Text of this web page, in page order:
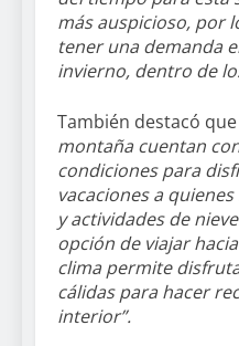
más auspicioso, por
tener una demanda
invierno, dentro de
También destacó que
montaña cuentan
condiciones para
vacaciones a
y actividades de
opción de viajar
clima permite
cálidas para hacer
interior”.